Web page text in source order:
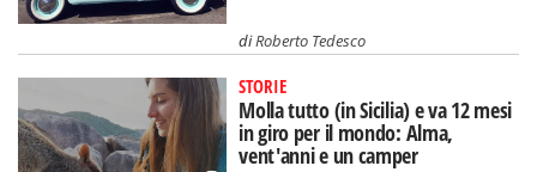
diRoberto Tedesco
STORIE
Molla tutto (in Sicilia) e va 12 mesi
in giro per il mondo: Alma,
vent'anni e un camper